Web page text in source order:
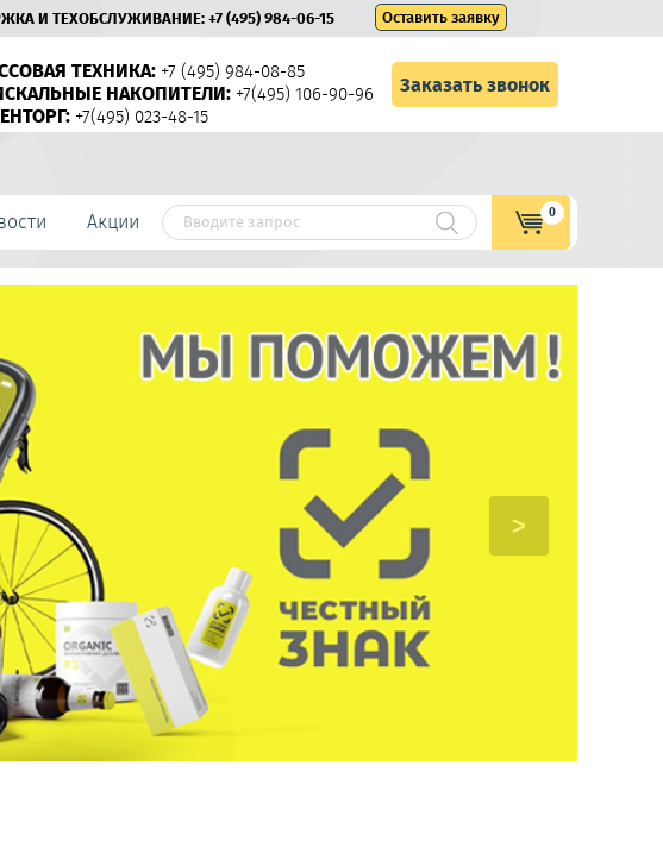
И ТЕХОБСЛУЖИВАНИЕ:+7 (495) 984-06-15 Оставить заявку
ТЕХНИКА: +7 (495) 984-08-85
НАКОПИТЕЛИ: +7(495) 106-90-96
+7(495) 023-48-15
Заказать звонок
Акции 0
>